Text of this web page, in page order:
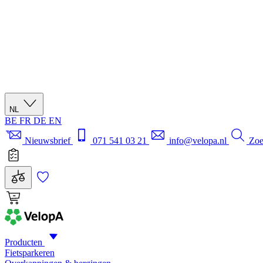
NL
BE FR DE EN
Nieuwsbrief
071 541 03 21 info@velopa.nl
Producten
Fietsparkeren